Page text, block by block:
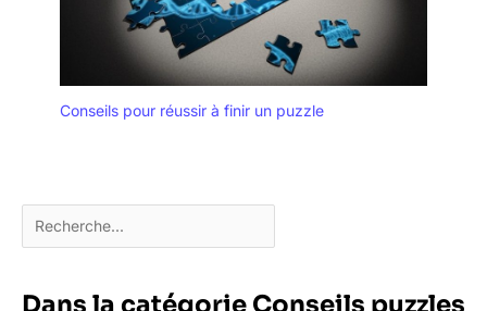
Conseils pour réussir à finir un puzzle